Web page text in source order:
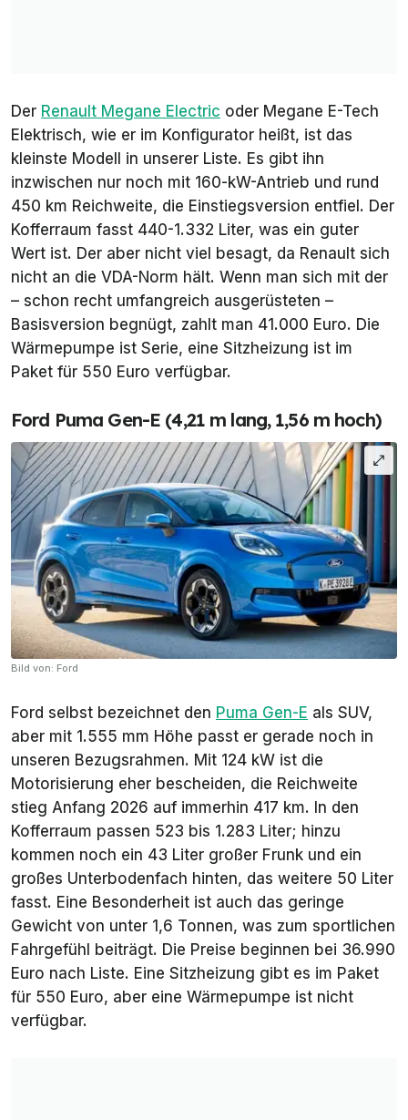
Der Renault Megane Electric oder Megane E-Tech
Elektrisch, wie er im Konfigurator heißt, ist das
kleinste Modell in unserer Liste. Es gibt ihn
inzwischen nur noch mit 160-kW-Antrieb und rund
450 km Reichweite, die Einstiegsversion entfiel. Der
Kofferraum fasst 440-1.332 Liter, was ein guter
Wert ist. Der aber nicht viel besagt, da Renault sich
nicht an die VDA-Norm hält. Wenn man sich mit der
– schon recht umfangreich ausgerüsteten –
Basisversion begnügt, zahlt man 41.000 Euro. Die
Wärmepumpe ist Serie, eine Sitzheizung ist im
Paket für 550 Euro verfügbar.
Ford Puma Gen-E (4,21 m lang, 1,56 m hoch)
Bild von: Ford
Ford selbst bezeichnet den Puma Gen-E als SUV,
aber mit 1.555 mm Höhe passt er gerade noch in
unseren Bezugsrahmen. Mit 124 kW ist die
Motorisierung eher bescheiden, die Reichweite
stieg Anfang 2026 auf immerhin 417 km. In den
Kofferraum passen 523 bis 1.283 Liter; hinzu
kommen noch ein 43 Liter großer Frunk und ein
großes Unterbodenfach hinten, das weitere 50 Liter
fasst. Eine Besonderheit ist auch das geringe
Gewicht von unter 1,6 Tonnen, was zum sportlichen
Fahrgefühl beiträgt. Die Preise beginnen bei 36.990
Euro nach Liste. Eine Sitzheizung gibt es im Paket
für 550 Euro, aber eine Wärmepumpe ist nicht
verfügbar.